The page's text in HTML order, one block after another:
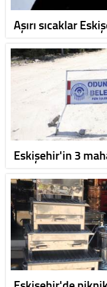
Aşırı sıcaklar
Eskişehir'in 3